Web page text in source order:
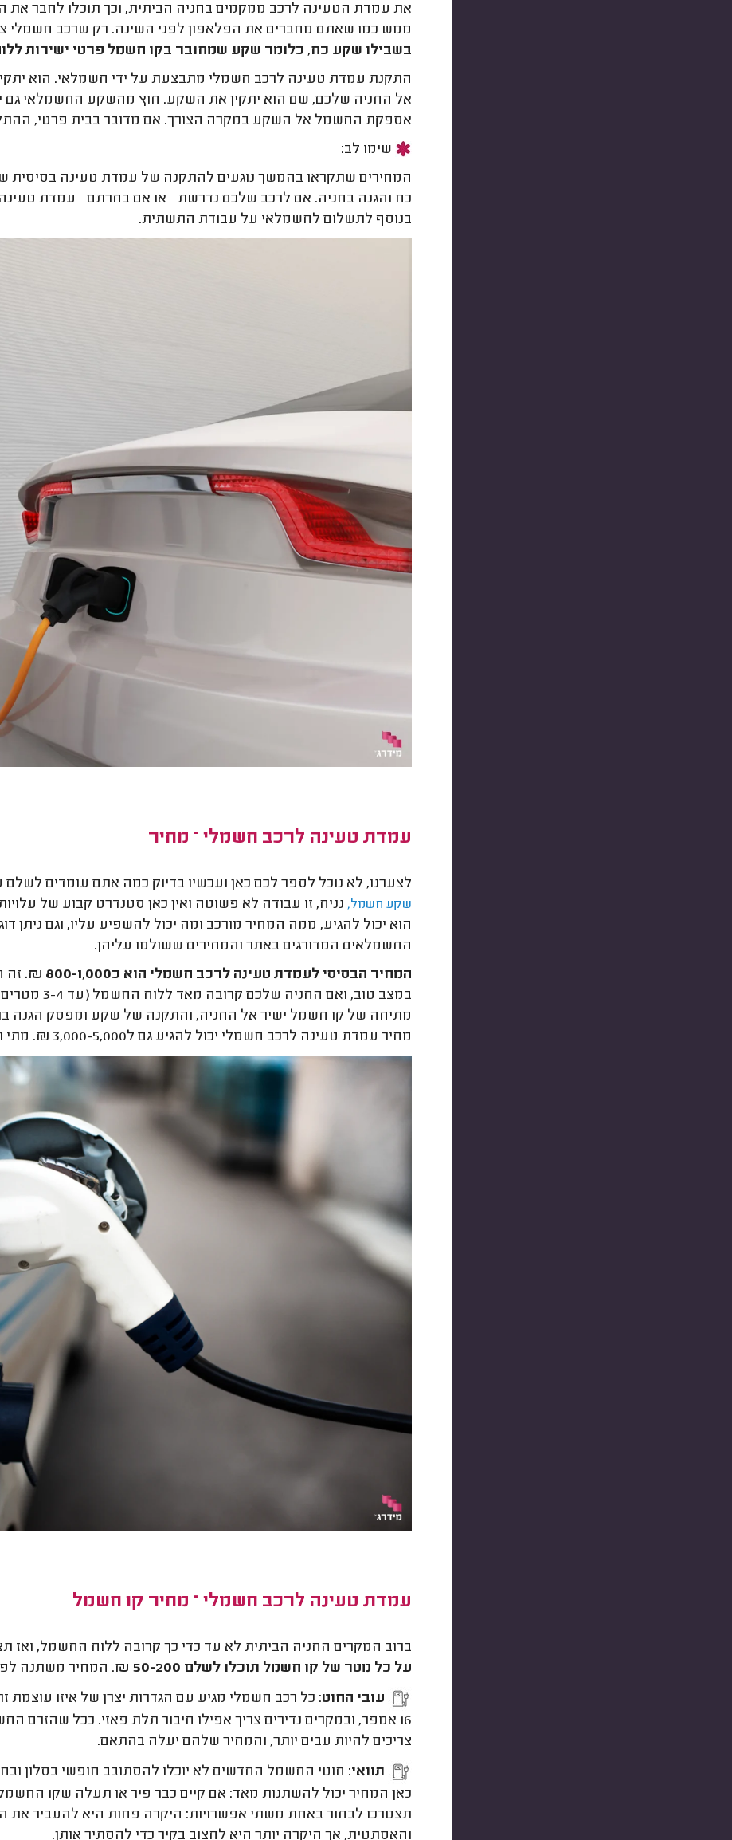
את עמדת הטעינה לרכב ממקמים בחניה הביתית, וכך תוכלו לחבר
ממש כמו שאתם מחברים את הפלאפון לפני השינה. רק שרכב חשמלי
בשבילו שקע כח, כלומר שקע שמחובר בקו חשמל פרטי ישירות
התקנת עמדת טעינה לרכב חשמלי מתבצעת על ידי חשמלאי. הוא
אל החניה שלכם, שם הוא יתקין את השקע. חוץ מהשקע החשמלאי גם
אספקת החשמל אל השקע במקרה הצורך. אם מדובר בבית פרטי,
שימו לב:
המחירים שתקראו בהמשך נוגעים להתקנה של עמדת טעינה
כח והגנה בחניה. אם לרכב שלכם נדרשת – או אם בחרתם – עמדת
בנוסף לתשלום לחשמלאי על עבודת התשתית.
עמדת טעינה לרכב חשמלי – מחיר
לצערנו, לא נוכל לספר לכם כאן ועכשיו בדיוק כמה אתם עומדים
שקע חשמל,נניח, זו עבודה לא פשוטה ואין כאן סטנדרט קבוע של
הוא יכול להגיע, ממה המחיר מורכב ומה יכול להשפיע עליו, וגם ניתן
החשמלאים המדורגים באתר והמחירים ששולמו עליהן.
המחיר הבסיסי לעמדת טעינה לרכב חשמלי הוא כ800-1,000 ₪.
זה
במצב טוב,
מתיחה של קו חשמל ישיר אל החניה, והתקנה של שקע ומפסק הגנה
מחיר עמדת טעינה לרכב חשמלי יכול להגיע גם ל3,000-5,000 ₪. מתי ולמה? כבר נסביר בדיוק.
עמדת טעינה לרכב חשמלי – מחיר קו חשמל
ברוב המקרים החניה הביתית לא עד כדי כך קרובה ללוח החשמל,
על כל מטר של קו חשמל תוכלו לשלם 50-200 ₪
. המחיר משתנה לפי
עובי החוט
16 אמפר, ובמקרים נדירים צריך אפילו חיבור תלת פאזי. ככל שהזרם
צריכים להיות עבים יותר, והמחיר שלהם יעלה בהתאם.
תוואי: חוטי החשמל החדשים לא יוכלו להסתובב חופשי בסלון
כאן המחיר יכול להשתנות מאד: אם קיים כבר פיר או תעלה שקו
תצטרכו לבחור באחת משתי אפשרויות: היקרה פחות היא להעביר את
והאסתטית, אך היקרה יותר היא לחצוב בקיר כדי להסתיר אותן.